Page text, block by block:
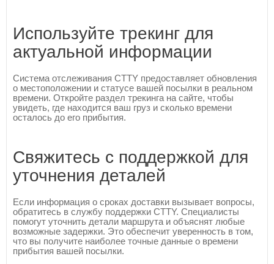
Используйте трекинг для
актуальной информации
Система отслеживания CTTY предоставляет обновления
о местоположении и статусе вашей посылки в реальном
времени. Откройте раздел трекинга на сайте, чтобы
увидеть, где находится ваш груз и сколько времени
осталось до его прибытия.
Свяжитесь с поддержкой для
уточнения деталей
Если информация о сроках доставки вызывает вопросы,
обратитесь в службу поддержки CTTY. Специалисты
помогут уточнить детали маршрута и объяснят любые
возможные задержки. Это обеспечит уверенность в том,
что вы получите наиболее точные данные о времени
прибытия вашей посылки.